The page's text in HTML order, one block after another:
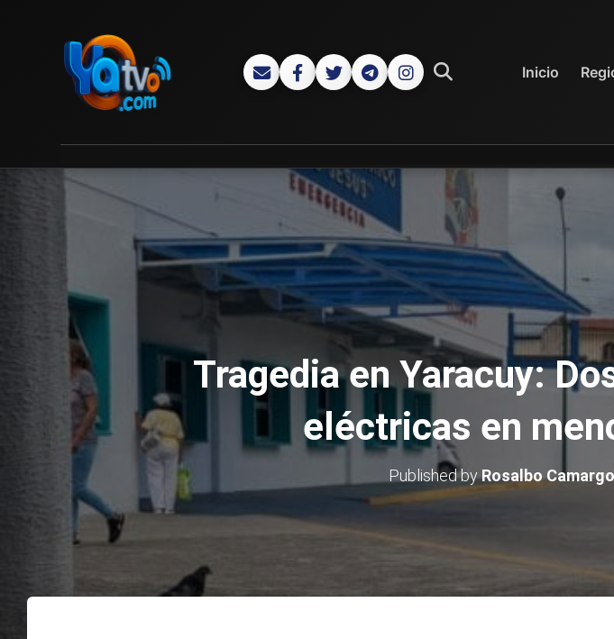
Inicio
Tragedia en Yaracuy:
eléctricas en
Published byRosalbo